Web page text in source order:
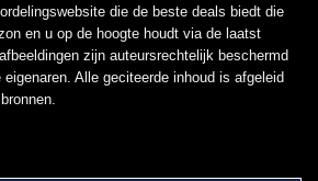
die de beste deals biedt die
en u op de hoogte houdt via de laatst
zijn auteursrechtelijk beschermd
Alle geciteerde inhoud is afgeleid